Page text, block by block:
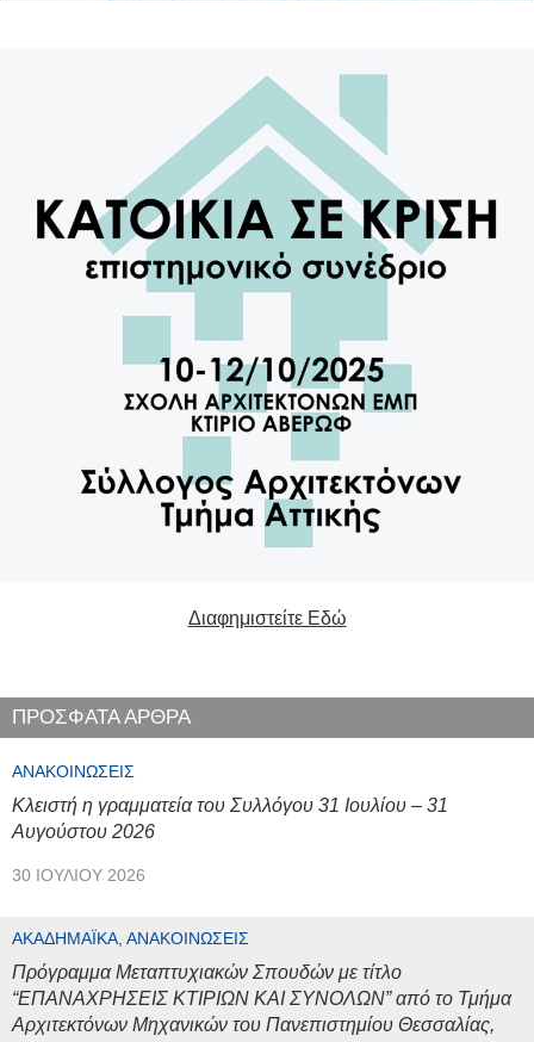
Διαφημιστείτε Εδώ
ΠΡΟΣΦΑΤΑ ΑΡΘΡΑ
ΑΝΑΚΟΙΝΏΣΕΙΣ
Κλειστή η γραμματεία του Συλλόγου 31 Ιουλίου – 31
Αυγούστου 2026
30 ΙΟΥΛΊΟΥ 2026
ΑΚΑΔΗΜΑΪΚΆ, ΑΝΑΚΟΙΝΏΣΕΙΣ
Πρόγραμμα Μεταπτυχιακών Σπουδών με τίτλο
“ΕΠΑΝΑΧΡΗΣΕΙΣ ΚΤΙΡΙΩΝ ΚΑΙ ΣΥΝΟΛΩΝ” από το Τμήμα
Αρχιτεκτόνων Μηχανικών του Πανεπιστημίου Θεσσαλίας,